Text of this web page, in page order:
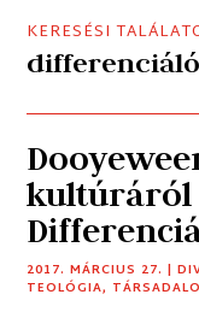
KERESÉSI
kultúráról
2017. MÁRCIUS 27. |
TEOLÓGIA,